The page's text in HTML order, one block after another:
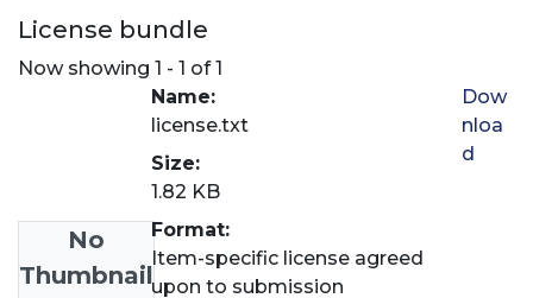
License bundle
Now showing 1 - 1 of 1
No
Thumbnail
Name:
license.txt
Size:
1.82 KB
Format:
Item-specific license agreed
upon to submission
Dow
nloa
d